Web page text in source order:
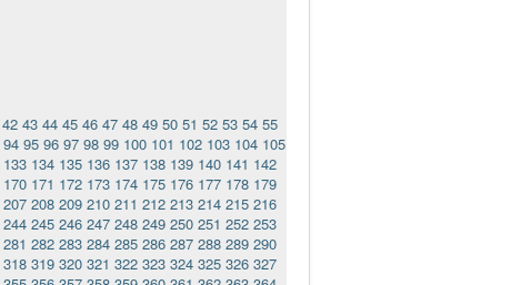
42 43 44 45 46 47 48 49 50 51 52 53 54 55
94 95 96 97 98 99 100 101 102 103 104 105
133 134 135 136 137 138 139 140 141 142
170 171 172 173 174 175 176 177 178 179
207 208 209 210 211 212 213 214 215 216
244 245 246 247 248 249 250 251 252 253
281 282 283 284 285 286 287 288 289 290
318 319 320 321 322 323 324 325 326 327